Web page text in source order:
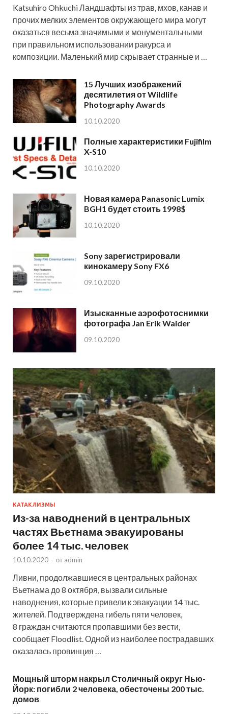
Katsuhiro Ohkuchi Ландшафты из трав, мхов, канав и
прочих мелких элементов окружающего мира могут
оказаться весьма значимыми и монументальными
при правильном использовании ракурса и
композиции. Маленький мир скрывает странные и …
15 Лучших изображений
десятилетия от Wildlife
Photography Awards
10.10.2020
Полные характеристики Fujifilm
X-S10
10.10.2020
Новая камера Panasonic Lumix
BGH1 будет стоить 1998$
10.10.2020
Sony зарегистрировали
кинокамеру Sony FX6
09.10.2020
Изысканные аэрофотоснимки
фотографа Jan Erik Waider
09.10.2020
КАТАКЛИЗМЫ
Из-за наводнений в центральных
частях Вьетнама эвакуированы
более 14 тыс. человек
10.10.2020 - от admin
Ливни, продолжавшиеся в центральных районах
Вьетнама до 8 октября, вызвали сильные
наводнения, которые привели к эвакуации 14 тыс.
жителей. Подтверждена гибель пяти человек,
8 граждан считаются пропавшими без вести,
сообщает Floodlist. Одной из наиболее пострадавших
оказалась провинция …
Мощный шторм накрыл Столичный округ Нью-
Йорк: погибли 2 человека, обесточены 200 тыс.
домов